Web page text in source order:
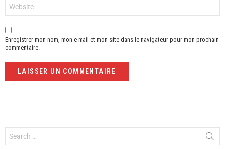
web
Enregistrer mon nom, mon e-mail et mon site dans le navigateur pour mon prochain
commentaire.